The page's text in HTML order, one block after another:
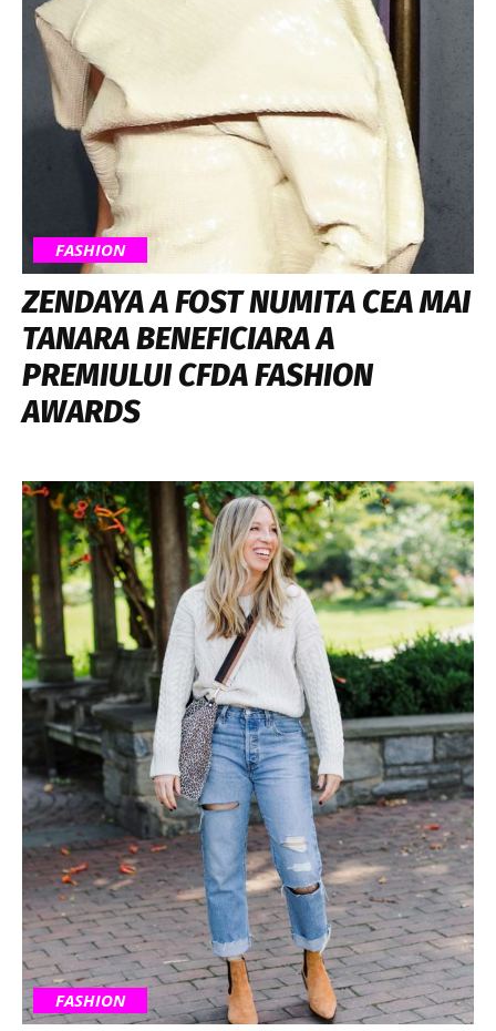
FASHION
ZENDAYA A FOST NUMITA CEA MAI
TANARA BENEFICIARA A
PREMIULUI CFDA FASHION
AWARDS
FASHION